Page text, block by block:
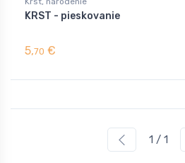
KRST - pieskovanie
5,70 €
1 / 1